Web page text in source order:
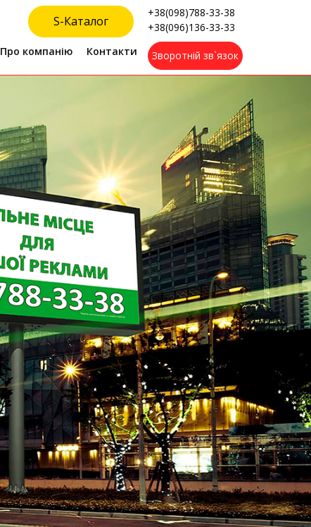
S-Каталог
Про компанію Контакти
+38(098)788-33-38
+38(096)136-33-33
Зворотній зв`язок